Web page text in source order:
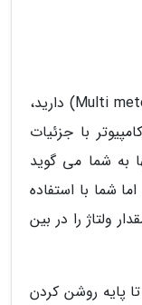
اگر در جعبه ابزار خود یک مولتی متر (Multi meter) دارید،
با جزئیات
به شما می گوید
شما با استفاده
ولتاژ را در بین
تا پایه روشن کردن